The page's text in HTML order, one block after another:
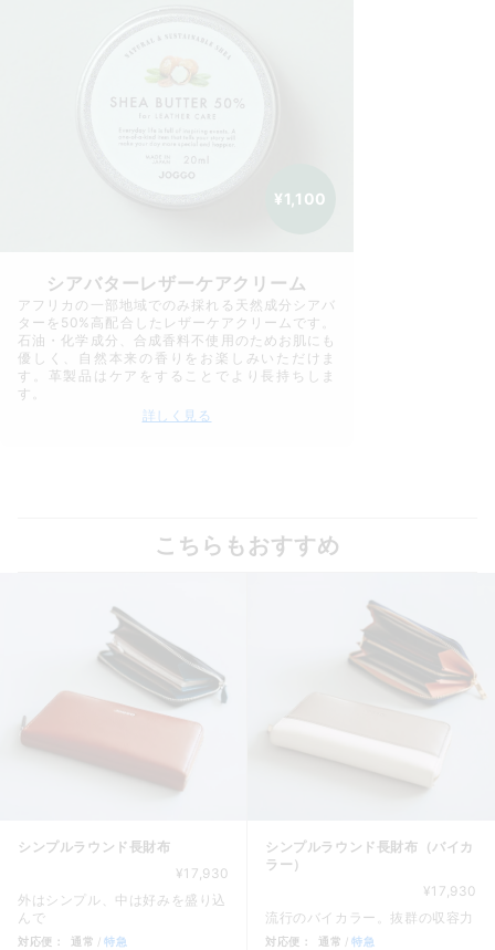
¥1,100
シアバターレザーケアクリーム
アフリカの一部地域でのみ採れる天然成分シアバ
ターを50%高配合したレザーケアクリームです。
石油・化学成分、合成香料不使用のためお肌にも
優しく、自然本来の香りをお楽しみいただけま
す。革製品はケアをすることでより長持ちしま
す。
詳しく見る
こちらもおすすめ
シンプルラウンド長財布
¥17,930
外はシンプル、中は好みを盛り込
んで
対応便： 通常 特急
シンプルラウンド長財布（バイカ
ラー）
¥17,930
流行のバイカラー。抜群の収容力
対応便： 通常 特急